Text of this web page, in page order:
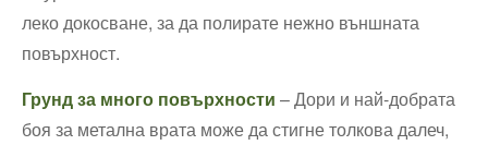
леко докосване, за да полирате нежно външната
повърхност.
Грунд за много повърхности – Дори и най-добрата
боя за метална врата може да стигне толкова далеч,